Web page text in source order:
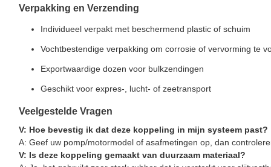
Verpakking en Verzending
Individueel verpakt met beschermend plastic of schuim
Vochtbestendige verpakking om corrosie of vervorming te
Exportwaardige dozen voor bulkzendingen
Geschikt voor expres-, lucht- of zeetransport
Veelgestelde Vragen
V: Hoe bevestig ik dat deze koppeling in mijn systeem past?
A: Geef uw pomp/motormodel of asafmetingen op, dan
V: Is deze koppeling gemaakt van duurzaam materiaal?